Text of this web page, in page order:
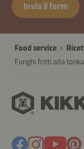
Invia il form
Food service
Funghi fritti alla